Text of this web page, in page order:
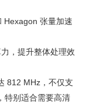
张量加速
，提升整体处理效
812 MHz，不仅支
特别适合需要高清